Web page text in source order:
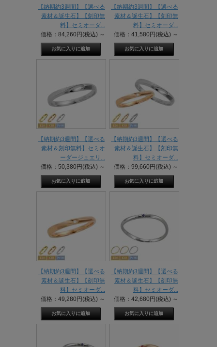
【納期約3週間】【選べる
素材＆誕生石】【刻印無
料】セミオーダ...
価格：84,260円(税込) ～
【納期約3週間】【選べる
素材＆誕生石】【刻印無
料】セミオーダ...
価格：41,580円(税込) ～
【納期約3週間】【選べる
素材＆刻印無料】セミオ
ーダージュエリ...
価格：50,380円(税込) ～
【納期約3週間】【選べる
素材＆誕生石】【刻印無
料】セミオーダ...
価格：99,660円(税込) ～
【納期約3週間】【選べる
素材＆誕生石】【刻印無
料】セミオーダ...
価格：49,280円(税込) ～
【納期約3週間】【選べる
素材＆誕生石】【刻印無
料】セミオーダ...
価格：42,680円(税込) ～